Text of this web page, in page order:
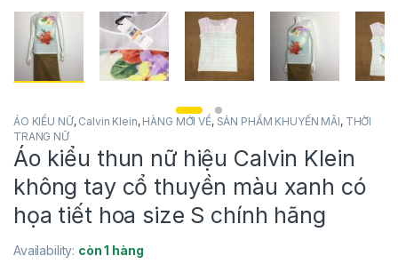
ÁO KIỂU NỮ, Calvin Klein, HÀNG MỚI VỀ, SẢN PHẨM KHUYẾN MÃI, THỜI
TRANG NỮ
Áo kiểu thun nữ hiệu Calvin Klein
không tay cổ thuyền màu xanh có
họa tiết hoa size S chính hãng
Availability: còn 1 hàng